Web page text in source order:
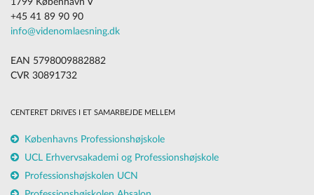
+45 41 89 90 90
info@videnomlaesning.dk
EAN 5798009882882
CVR 30891732
CENTERET DRIVES I ET SAMARBEJDE MELLEM
Københavns Professionshøjskole
UCL Erhvervsakademi og Professionshøjskole
Professionshøjskolen UCN